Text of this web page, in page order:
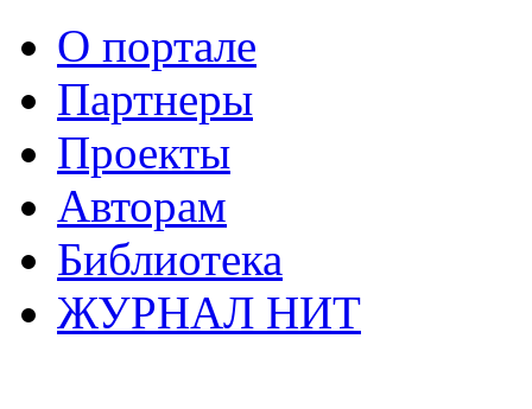
О портале
Партнеры
Проекты
Авторам
Библиотека
ЖУРНАЛ НИТ